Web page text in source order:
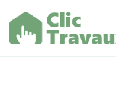
contenu